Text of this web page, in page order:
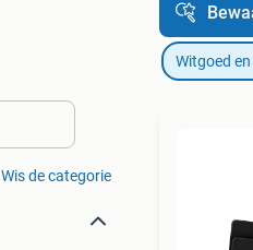
Wis de categorie
Witgoed